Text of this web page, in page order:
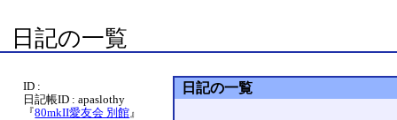
日記の一覧
日記の一覧
ID :
日記帳ID : apaslothy
『80mkII愛友会 別館 』